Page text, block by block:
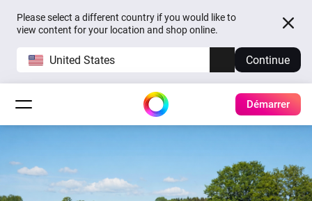
Please select a different country if you would like to
view content for your location and shop online.
United States Continue
Démarrer